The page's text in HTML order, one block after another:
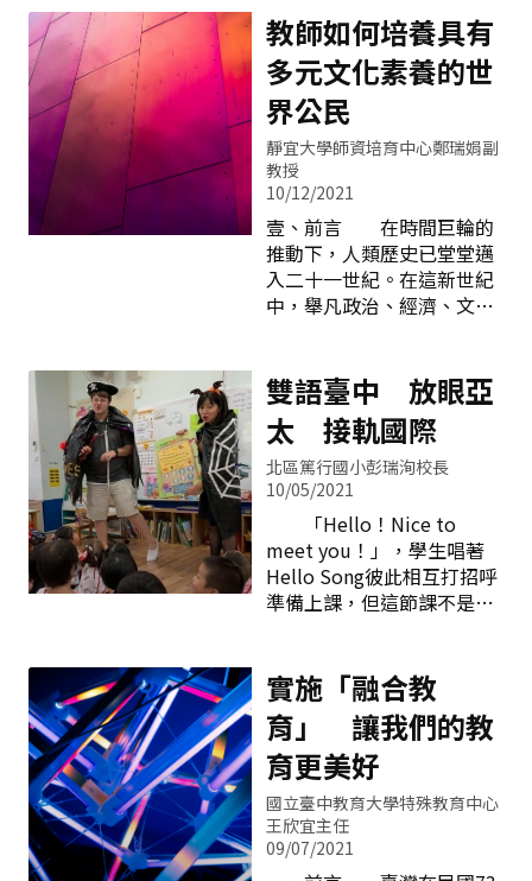
技的關係也許還停留在網頁
圖像帶來的美感思潮，或是
社群媒體的視覺意象挪用等
議題上，但是在幾年前科
技、數學等
藝術與美感深耕計畫「發現
美的角落－－美力磁場獎」
金牌的殊榮，對安和師生而
言，真是莫大的鼓勵與肯
定。榮獲「發現美的角落－
－美力磁場獎」金牌共同談
「美」的記憶起源地 其
實，這個美的角落原是學校
風雨走廊的一面牆，是各個
學習領域平凡無奇的公布
欄。為了活化學校空間並改
造校園美感環境，我們拆除
擴充原有展示功能外，我們
更導入「愛閱安和」的校本
課程，以課程
法有了一個實踐場域，而虛
擬的雲端世界躍身成為熱絡
的英語生活村。透過外師循
循善誘的引導與符應學生程
度深入淺出的課程設計，學
生空手走進虛擬的課室，卻
發掘了滿滿的寶藏後走回現
實，這一來一往間的進步，
便是設計雲端英語學堂的初
衷。 臺中市雲端英語學
堂計畫於108年度首次實
施，師生反應熱烈；110年
商、新社高中、忠明高中、
大甲高中及豐原高商等6校
協辦，提供區域內高中職學
生報名參加。本年度課程將
分2至3梯次開設，預計將有
7,800人次學生參加。學生
至中心學校上課 而今年
度受疫情影響，改變往年學
生需至中心學校上課模式，
間由同學線上預約，落實防
疫不停學；另仍維持照顧弱
勢為優
教師如何培養具有
多元文化素養的世
界公民
靜宜大學師資培育中心鄭瑞娟副
教授
10/12/2021
壹、前言 在時間巨輪的
推動下，人類歷史已堂堂邁
入二十一世紀。在這新世紀
中，舉凡政治、經濟、文
的整合。所謂多元文化素
養，意味著人類不分種族、
年齡、性別、社經地位、宗
教，都共享同一個世界，都
能互相尊重與接納，各族群
之間不再壁壘分明，而是共
享、共有、共合。此一願
景，不僅是歐美大國所企求
的，也是小如島國的臺灣所
祈盼的。當政府致力於教育
綱時，就明訂十九項教育議
題，其中一項即是「多元文
化教育」。 然而，此一
多元文化教育願景，是否能
如願地在校園中開花結果，
學校教育者扮演著相當重要
的角色。我們深信，一位教
師的教育理念會主導其課程
雙語臺中 放眼亞
太 接軌國際
北區篤行國小彭瑞洵校長
10/05/2021
「Hello！Nice to
meet you！」，學生唱著
Hello Song彼此相互打招呼
準備上課，但這節課不是上
各領域日常課堂態樣；臺中
市迎向國際化，為培養學生
具有雙語能力與世界觀，積
極辦理各項雙語教育政策，
讓孩子在自然的情境中學習
英語。 雙語課程並不是
全英授課，而是以英語為
主、中文為輔的教學型態。
實施「融合教
育」 讓我們的教
育更美好
國立臺中教育大學特殊教育中心
王欣宜主任
09/07/2021